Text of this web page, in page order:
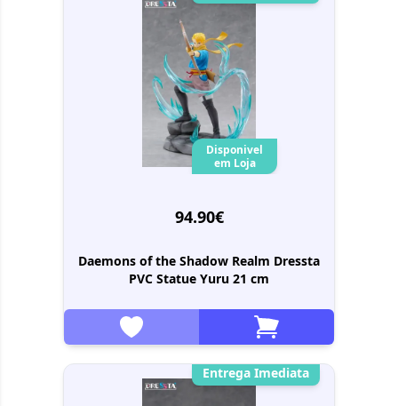
Disponivel
em Loja
94.90€
Daemons of the Shadow Realm Dressta
PVC Statue Yuru 21 cm
Entrega Imediata